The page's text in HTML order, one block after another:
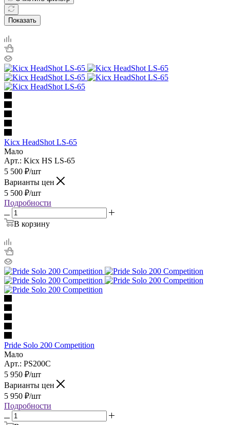
Показать
Kicx HeadShot LS-65
Мало
Арт.: Kicx HS LS-65
5 500 ₽/шт
Варианты цен
5 500 ₽/шт
Подробности
В корзину
Pride Solo 200 Competition
Мало
Арт.: PS200C
5 950 ₽/шт
Варианты цен
5 950 ₽/шт
Подробности